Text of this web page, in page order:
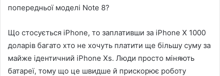
попередньої моделі Note 8?
Що стосується iPhone, то заплативши за iPhone X 1000
доларів багато хто не хочуть платити ще більшу суму за
майже ідентичний iPhone Xs. Люди просто міняють
батареї, тому що це швидше й прискорює роботу